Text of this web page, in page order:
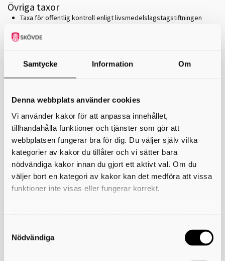
Samtycke Information Om
Denna webbplats använder cookies
Vi använder kakor för att anpassa innehållet,
tillhandahålla funktioner och tjänster som gör att
webbplatsen fungerar bra för dig. Du väljer själv vilka
kategorier av kakor du tillåter och vi sätter bara
nödvändiga kakor innan du gjort ett aktivt val. Om du
väljer bort en kategori av kakor kan det medföra att vissa
funktioner inte visas eller fungerar korrekt.
användning av kakor som du hittar längst ner på sidan
Nödvändiga
Övriga taxor
Taxa för offentlig kontroll enligt livsmedelslagstagstiftningen
Taxa för tillsyn inom strålskyddslagens område (solarier)
Taxor/avgifter för 2021
Grundfaktor
Taxa för prövning och tillsyn inom
Taxa för offentlig kontroll av livsmedel,
planerad kontroll
Taxa för offentlig kontroll av livsmedel,
extra kontroll
1 128 kr
Taxa för offentlig kontroll av livsmedel,
avgift för registrering
1 128 kr
Taxa för tillsyn enligt lagen om
Inställelseavgift för extra tillsyn (kronor